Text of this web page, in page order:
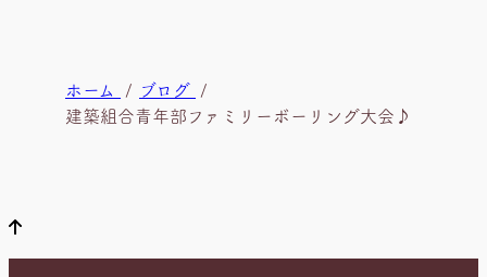
ホーム
ブログ
建築組合青年部ファミリーボーリング大会♪